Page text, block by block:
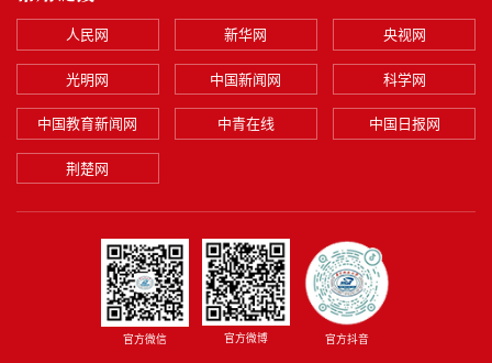
人民网 新华网 央视网
光明网 中国新闻网 科学网
中国教育新闻网 中青在线 中国日报网
荆楚网
官方微信 官方微博 官方抖音